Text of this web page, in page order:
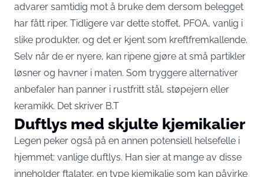
advarer samtidig mot å bruke dem dersom belegget
har fått riper. Tidligere var dette stoffet, PFOA, vanlig i
slike produkter, og det er kjent som kreftfremkallende.
Selv når de er nyere, kan ripene gjøre at små partikler
løsner og havner i maten. Som tryggere alternativer
anbefaler han panner i rustfritt stål, støpejern eller
keramikk. Det skriver B.T
Duftlys med skjulte kjemikalier
Legen peker også på en annen potensiell helsefelle i
hjemmet: vanlige duftlys. Han sier at mange av disse
inneholder ftalater, en type kjemikalie som kan påvirke